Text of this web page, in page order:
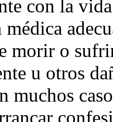
con la
médica
morir o
u otros
muchos